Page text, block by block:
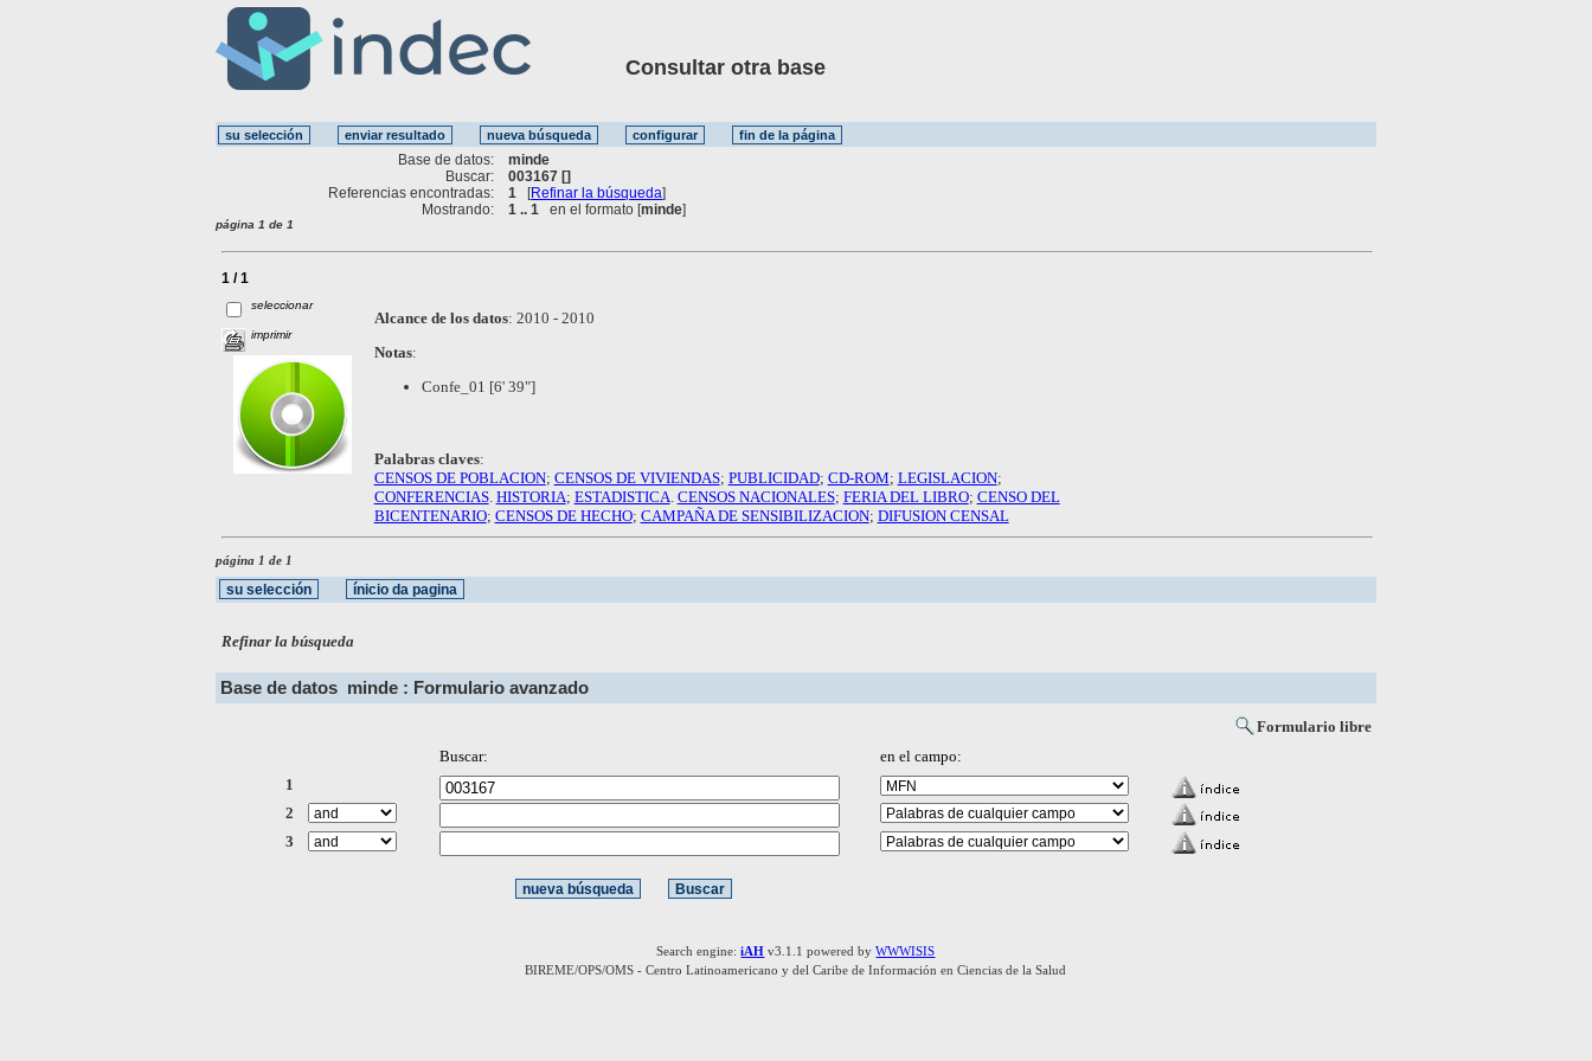
Consultar otra base
Base de datos:
minde
Buscar:
003167 []
Referencias encontradas:
1 [Refinar la búsqueda]
Mostrando:
1 .. 1 en el formato [minde]
página 1 de 1
1 / 1
seleccionar
imprimir
Alcance de los datos: 2010 - 2010
Notas:
Confe_01 [6' 39"]
Palabras claves:
CENSOS DE POBLACION; CENSOS DE VIVIENDAS; PUBLICIDAD; CD-ROM; LEGISLACION;
CONFERENCIAS. HISTORIA; ESTADISTICA CENSOS NACIONALES; FERIA DEL LIBRO; CENSO DEL
BICENTENARIO; CENSOS DE HECHO; CAMPAÑA DE SENSIBILIZACION; DIFUSION CENSAL
página 1 de 1
Refinar la búsqueda
Base de datos minde : Formulario avanzado
Formulario libre
Buscar:
en el campo:
1
2
3
Search engine:iAH v3.1.1 powered byWWWISIS
BIREME/OPS/OMS - Centro Latinoamericano y del Caribe de Información en Ciencias de la Salud